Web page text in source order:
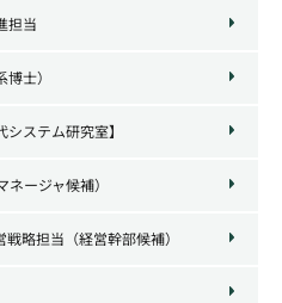
担当
士）
ステム研究室】
ネージャ候補）
略担当（経営幹部候補）